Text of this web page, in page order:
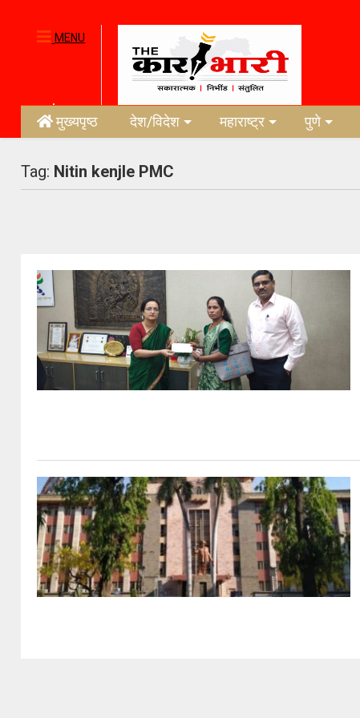
MENU
मुख्यपृष्ठ देश/विदेश महाराष्ट्र पुणे
Tag: Nitin kenjle PMC